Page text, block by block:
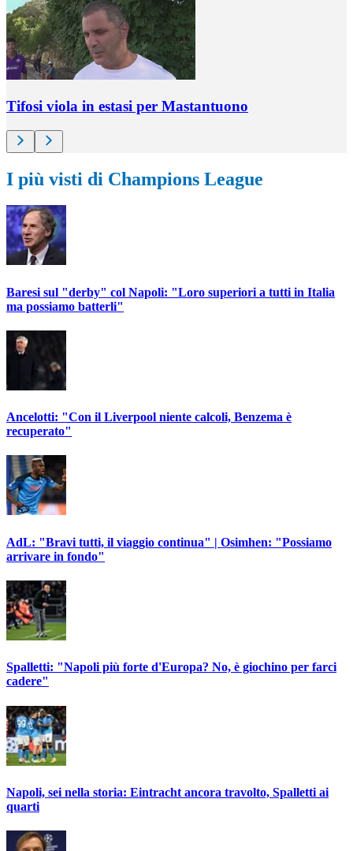
Tifosi viola in estasi per Mastantuono
I più visti di Champions League
Baresi sul "derby" col Napoli: "Loro superiori a tutti in Italia
ma possiamo batterli"
Ancelotti: "Con il Liverpool niente calcoli, Benzema è
recuperato"
AdL: "Bravi tutti, il viaggio continua" | Osimhen: "Possiamo
arrivare in fondo"
Spalletti: "Napoli più forte d'Europa? No, è giochino per farci
cadere"
Napoli, sei nella storia: Eintracht ancora travolto, Spalletti ai
quarti